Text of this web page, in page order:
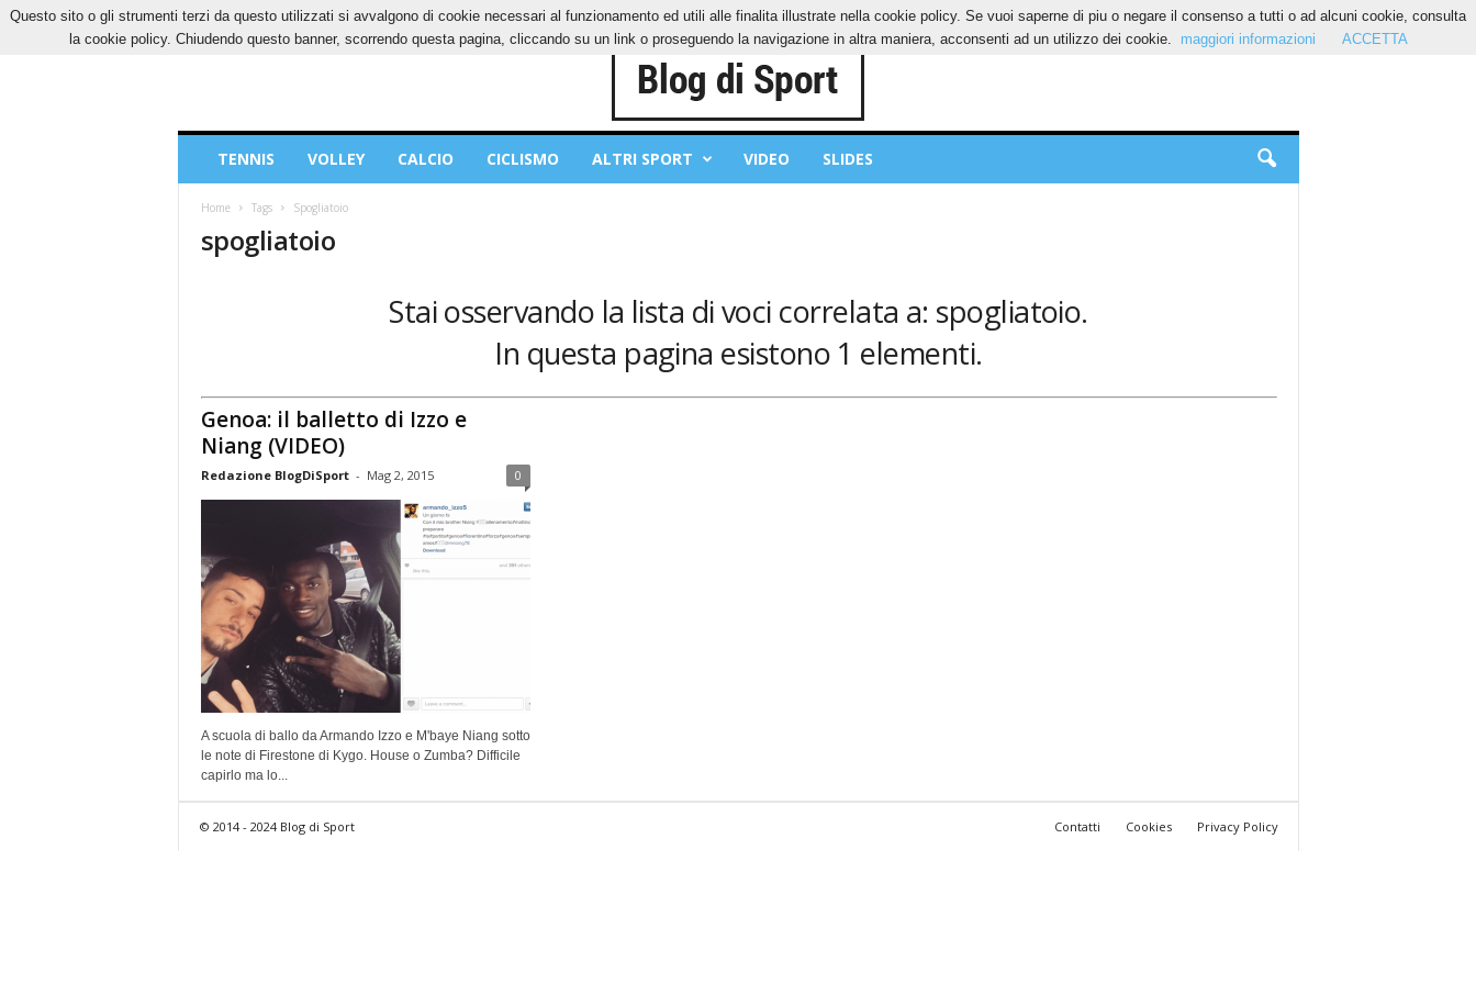
VENERDÌ, 7 AGOSTO 2026 CONTATTI COOKIES PRIVACY POLICY
Sport
TENNIS VOLLEY CALCIO CICLISMO ALTRI SPORT VIDEO SLIDES
Home Tags Spogliatoio
spogliatoio
Stai osservando la lista di voci correlata a: spogliatoio.
In questa pagina esistono 1 elementi.
Genoa: il balletto di Izzo e
Niang (VIDEO)
Redazione BlogDiSport - Mag 2, 2015 0
A scuola di ballo da Armando Izzo e M'baye Niang sotto
le note di Firestone di Kygo. House o Zumba? Difficile
capirlo ma lo...
Contatti Cookies Privacy Policy
© 2014 - 2024 Blog di Sport
Questo sito o gli strumenti terzi da questo utilizzati si avvalgono di cookie necessari al funzionamento ed utili alle finalita illustrate nella cookie policy. Se vuoi saperne di piu o negare il consenso a tutti o ad alcuni cookie, consulta
la cookie policy. Chiudendo questo banner, scorrendo questa pagina, cliccando su un link o proseguendo la navigazione in altra maniera, acconsenti ad un utilizzo dei cookie.
maggiori informazioni ACCETTA